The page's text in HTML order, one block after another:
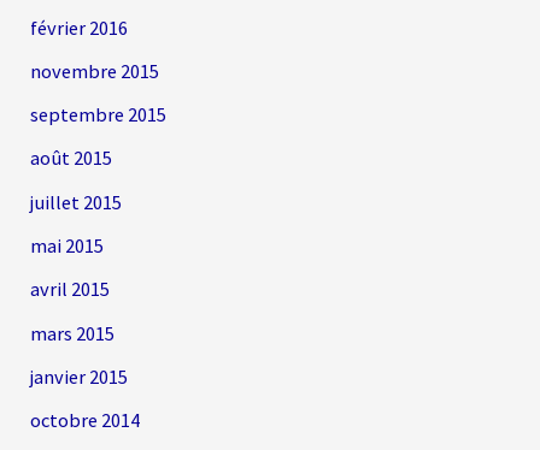
février 2016
novembre 2015
septembre 2015
août 2015
juillet 2015
mai 2015
avril 2015
mars 2015
janvier 2015
octobre 2014